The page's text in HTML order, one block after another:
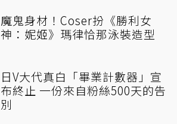
魔鬼身材！Coser扮《勝利女
神：妮姬》瑪律恰那泳裝造型
日V大代真白「畢業計數器」宣
布終止 一份來自粉絲500天的告
別